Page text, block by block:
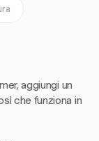
aggiungi un
che funziona in